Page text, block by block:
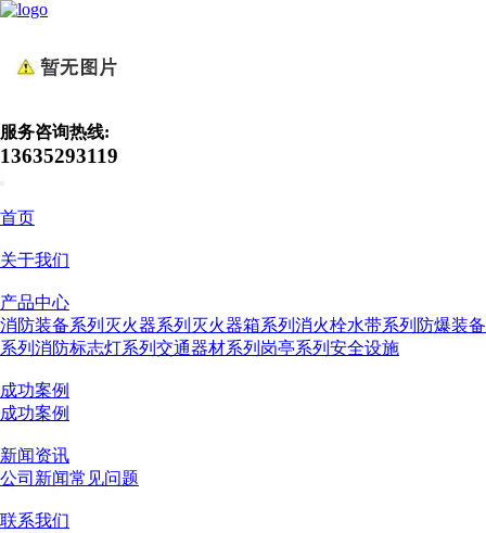
服务咨询热线:
13635293119
首页
关于我们
产品中心
消防装备系列 灭火器系列 灭火器箱系列 消火栓水带系列 防爆装备
系列 消防标志灯系列 交通器材系列 岗亭系列 安全设施
成功案例
成功案例
新闻资讯
公司新闻常见问题
联系我们